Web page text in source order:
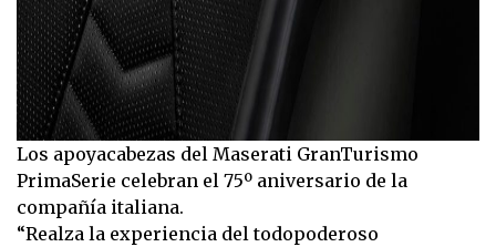
Los apoyacabezas del Maserati GranTurismo
PrimaSerie celebran el 75º aniversario de la
compañía italiana.
“Realza la experiencia del todopoderoso